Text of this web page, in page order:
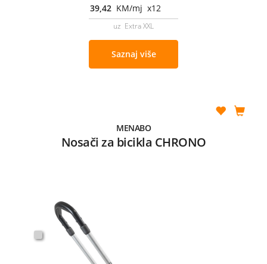
39,42 KM/mj x12
uz Extra XXL
Saznaj više
MENABO
Nosači za bicikla CHRONO